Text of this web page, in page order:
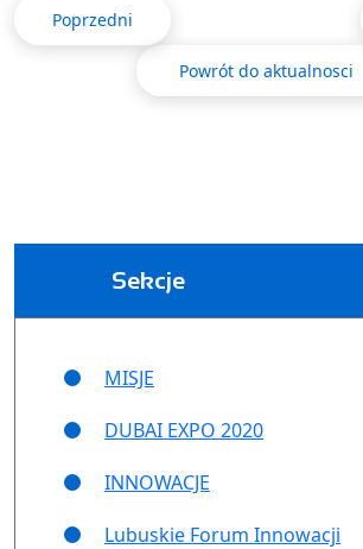
Poprzedni
Powrót do aktualnosci
Sekcje
MISJE
DUBAI EXPO 2020
INNOWACJE
Lubuskie Forum Innowacji